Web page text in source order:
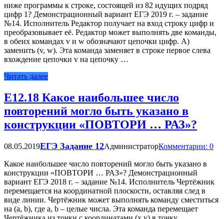
ниже программы к строке, состоящей из 82 идущих подряд
цифр 1? Демонстрационный вариант ЕГЭ 2019 г. – задание
№14. Исполнитель Редактор получает на вход строку цифр и
преобразовывает её. Редактор может выполнять две команды,
в обеих командах v и w обозначают цепочки цифр. А)
заменить (v, w). Эта команда заменяет в строке первое слева
вхождение цепочки v на цепочку …
Читать далее
Е12.18 Какое наибольшее число
повторений могло быть указано в
конструкции «ПОВТОРИ … РАЗ»?
08.05.2019ЕГЭ Задание 12АдминистраторКомментарии: 0
Какое наибольшее число повторений могло быть указано в
конструкции «ПОВТОРИ … РАЗ»? Демонстрационный
вариант ЕГЭ 2018 г. – задание №14. Исполнитель Чертёжник
перемещается на координатной плоскости, оставляя след в
виде линии. Чертёжник может выполнять команду сместиться
на (a, b), где a, b – целые числа. Эта команда перемещает